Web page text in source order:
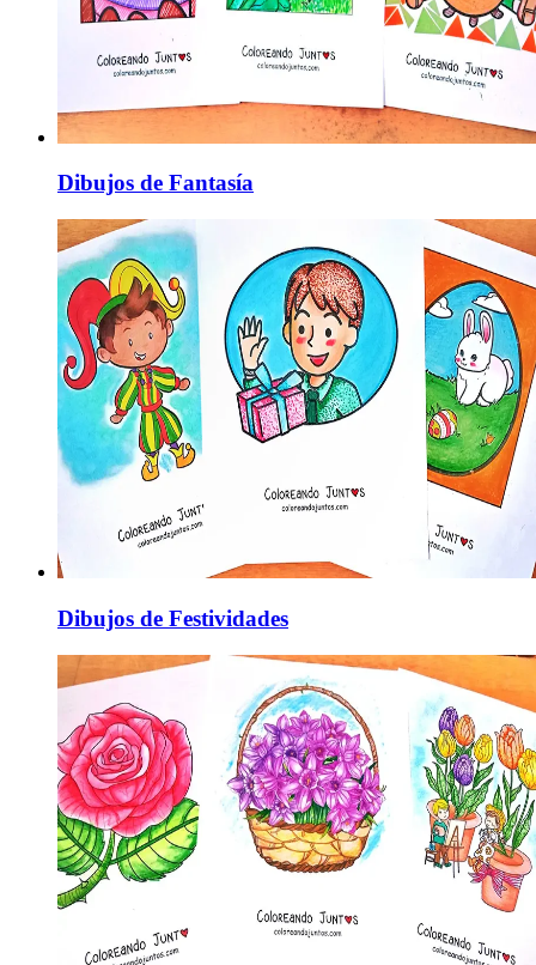
Dibujos de Fantasía
Dibujos de Festividades